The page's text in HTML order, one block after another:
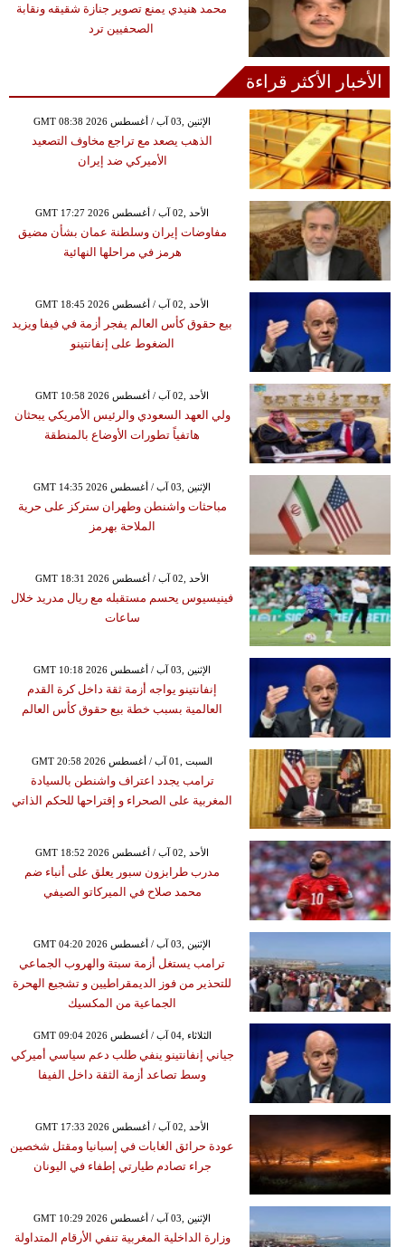
محمد هنيدي يمنع تصوير جنازة شقيقه ونقابة
الصحفيين ترد
الأخبار الأكثر قراءة
GMT 08:38 2026 الإثنين ,03 آب / أغسطس
الذهب يصعد مع تراجع مخاوف التصعيد
الأميركي ضد إيران
GMT 17:27 2026 الأحد ,02 آب / أغسطس
مفاوضات إيران وسلطنة عمان بشأن مضيق
هرمز في مراحلها النهائية
GMT 18:45 2026 الأحد ,02 آب / أغسطس
بيع حقوق كأس العالم يفجر أزمة في فيفا ويزيد
الضغوط على إنفانتينو
GMT 10:58 2026 الأحد ,02 آب / أغسطس
ولي العهد السعودي والرئيس الأمريكي يبحثان
هاتفياً تطورات الأوضاع بالمنطقة
GMT 14:35 2026 الإثنين ,03 آب / أغسطس
مباحثات واشنطن وطهران ستركز على حرية
الملاحة بهرمز
GMT 18:31 2026 الأحد ,02 آب / أغسطس
فينيسيوس يحسم مستقبله مع ريال مدريد خلال
ساعات
GMT 10:18 2026 الإثنين ,03 آب / أغسطس
إنفانتينو يواجه أزمة ثقة داخل كرة القدم
العالمية بسبب خطة بيع حقوق كأس العالم
GMT 20:58 2026 السبت ,01 آب / أغسطس
ترامب يجدد اعتراف واشنطن بالسيادة
المغربية على الصحراء و إقتراحها للحكم الذاتي
GMT 18:52 2026 الأحد ,02 آب / أغسطس
مدرب طرابزون سبور يعلق على أنباء ضم
محمد صلاح في الميركاتو الصيفي
GMT 04:20 2026 الإثنين ,03 آب / أغسطس
ترامب يستغل أزمة سبتة والهروب الجماعي
للتحذير من فوز الديمقراطيين و تشجيع الهحرة
الجماعية من المكسيك
GMT 09:04 2026 الثلاثاء ,04 آب / أغسطس
جياني إنفانتينو ينفي طلب دعم سياسي أميركي
وسط تصاعد أزمة الثقة داخل الفيفا
GMT 17:33 2026 الأحد ,02 آب / أغسطس
عودة حرائق الغابات في إسبانيا ومقتل شخصين
جراء تصادم طيارتي إطفاء في اليونان
GMT 10:29 2026 الإثنين ,03 آب / أغسطس
وزارة الداخلية المغربية تنفي الأرقام المتداولة